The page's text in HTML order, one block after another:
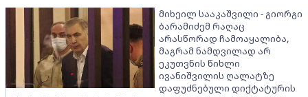
მიხეილ სააკაშვილი - გიორგი
ბარამიძემ რაღაც
არასწორად ჩამოაყალიბა,
მაგრამ ნამდვილად არ
ეკუთვნის წიხლი
ივანიშვილის ღალატზე
დაფუძნებული დიქტატურის